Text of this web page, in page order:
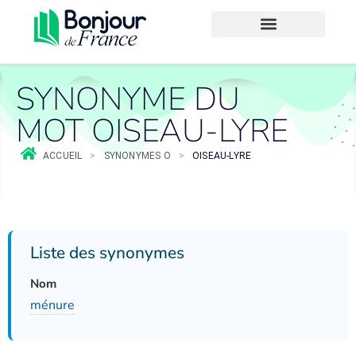
SYNONYME DU
MOT OISEAU-LYRE
ACCUEIL > SYNONYMES O > OISEAU-LYRE
Liste des synonymes
Nom
ménure